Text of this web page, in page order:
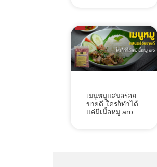
เมนูหมูแสนอร่อย
ขายดี ใครก็ทำได้
แค่มีเนื้อหมู aro